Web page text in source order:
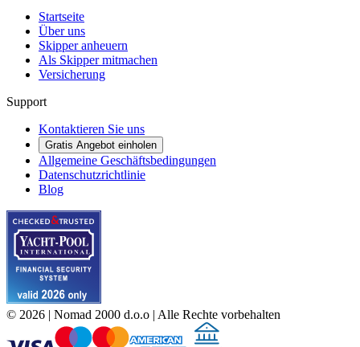
Startseite
Über uns
Skipper anheuern
Als Skipper mitmachen
Versicherung
Support
Kontaktieren Sie uns
Gratis Angebot einholen
Allgemeine Geschäftsbedingungen
Datenschutzrichtlinie
Blog
© 2026 | Nomad 2000 d.o.o | Alle Rechte vorbehalten